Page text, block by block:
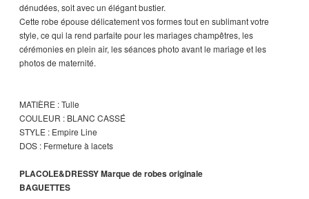
dénudées, soit avec un élégant bustier.
Cette robe épouse délicatement vos formes tout en sublimant votre
style, ce qui la rend parfaite pour les mariages champêtres, les
cérémonies en plein air, les séances photo avant le mariage et les
photos de maternité.
MATIÈRE : Tulle
COULEUR : BLANC CASSÉ
STYLE : Empire Line
DOS : Fermeture à lacets
PLACOLE&DRESSY Marque de robes originale
BAGUETTES